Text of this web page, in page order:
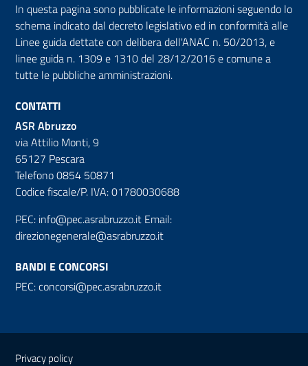
In questa pagina sono pubblicate le informazioni seguendo lo
schema indicato dal decreto legislativo ed in conformità alle
Linee guida dettate con delibera dell'ANAC n. 50/2013, e
linee guida n. 1309 e 1310 del 28/12/2016 e comune a
tutte le pubbliche amministrazioni.
CONTATTI
ASR Abruzzo
via Attilio Monti, 9
65127 Pescara
Telefono 0854 50871
Codice fiscale/P. IVA: 01780030688
PEC: info@pec.asrabruzzo.it Email:
direzionegenerale@asrabruzzo.it
BANDI E CONCORSI
PEC:concorsi@pec.asrabruzzo.it
Small
Useful links section
Privacy policy